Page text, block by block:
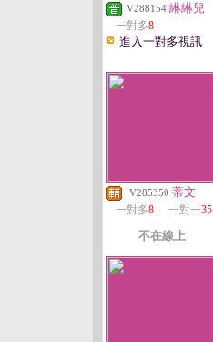
V288154 綝綝兒
一對多8
進入一對多視訊
V285350 蒂文
一對多8 一對一35
不在線上